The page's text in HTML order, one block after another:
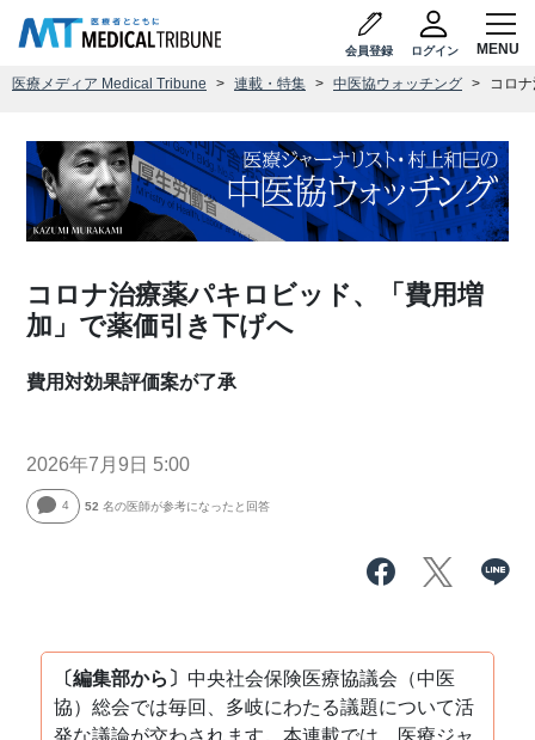
会員登録 ログイン
医療メディア Medical Tribune 連載・特集 中医協ウォッチング コロ
コロナ治療薬パキロビッド、「費用増
加」で薬価引き下げへ
費用対効果評価案が了承
2026年7月9日 5:00
4 52 名の医師が参考になったと回答
〔編集部から〕中央社会保険医療協議会（中医
協）総会では毎回、多岐にわたる議題について活
発な議論が交わされます。本連載では、医療ジャ